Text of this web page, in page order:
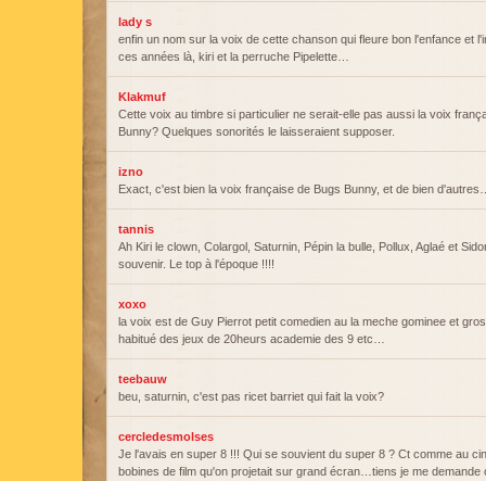
lady s
enfin un nom sur la voix de cette chanson qui fleure bon l'enfance et
ces années là, kiri et la perruche Pipelette…
Klakmuf
Cette voix au timbre si particulier ne serait-elle pas aussi la voix
Bunny? Quelques sonorités le laisseraient supposer.
izno
Exact, c'est bien la voix française de Bugs Bunny, et de bien
tannis
Ah Kiri le clown, Colargol, Saturnin, Pépin la bulle, Pollux, Aglaé et
souvenir. Le top à l'époque !!!!
xoxo
la voix est de Guy Pierrot petit comedien au la meche gominee et
habitué des jeux de 20heurs academie des 9 etc…
teebauw
beu, saturnin, c'est pas ricet barriet qui fait la voix?
cercledesmolses
Je l'avais en super 8 !!! Qui se souvient du super 8 ? Ct comme au
bobines de film qu'on projetait sur grand écran…tiens je me demande